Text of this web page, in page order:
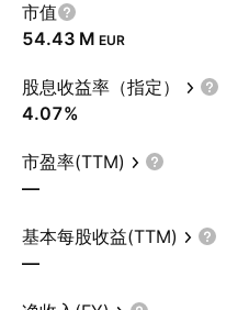
市值
‪54.43 M‬ EUR
股息收益率（指定）
4.07%
市盈率(TTM)
—
基本每股收益(TTM)
—